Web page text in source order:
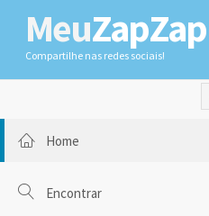
MeuZapZap
Compartilhe nas redes sociais!
Home
Encontrar